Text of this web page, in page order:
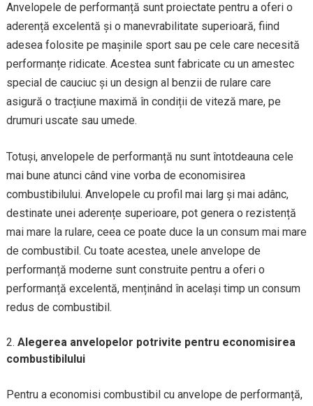
Anvelopele de performanță sunt proiectate pentru a oferi o
aderență excelentă și o manevrabilitate superioară, fiind
adesea folosite pe mașinile sport sau pe cele care necesită
performanțe ridicate. Acestea sunt fabricate cu un amestec
special de cauciuc și un design al benzii de rulare care
asigură o tracțiune maximă în condiții de viteză mare, pe
drumuri uscate sau umede.
Totuși, anvelopele de performanță nu sunt întotdeauna cele
mai bune atunci când vine vorba de economisirea
combustibilului. Anvelopele cu profil mai larg și mai adânc,
destinate unei aderențe superioare, pot genera o rezistență
mai mare la rulare, ceea ce poate duce la un consum mai mare
de combustibil. Cu toate acestea, unele anvelope de
performanță moderne sunt construite pentru a oferi o
performanță excelentă, menținând în același timp un consum
redus de combustibil.
Alegerea anvelopelor potrivite pentru economisirea
combustibilului
Pentru a economisi combustibil cu anvelope de performanță,